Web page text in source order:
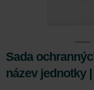
Sada
název jednotky